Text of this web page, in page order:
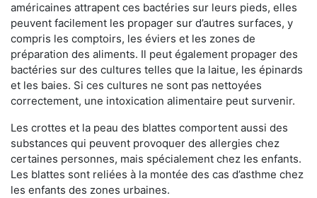
américaines attrapent ces bactéries sur leurs pieds, elles
peuvent facilement les propager sur d’autres surfaces, y
compris les comptoirs, les éviers et les zones de
préparation des aliments. Il peut également propager des
bactéries sur des cultures telles que la laitue, les épinards
et les baies. Si ces cultures ne sont pas nettoyées
correctement, une intoxication alimentaire peut survenir.
Les crottes et la peau des blattes comportent aussi des
substances qui peuvent provoquer des allergies chez
certaines personnes, mais spécialement chez les enfants.
Les blattes sont reliées à la montée des cas d’asthme chez
les enfants des zones urbaines.